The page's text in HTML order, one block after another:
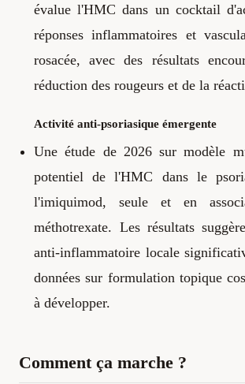
évalue l'HMC dans un cocktail
réponses inflammatoires et
rosacée, avec des résultats
réduction des rougeurs et de la
Activité anti-psoriasique émergente
Une étude de 2026 sur modèle
potentiel de l'HMC dans le
l'imiquimod, seule et en
méthotrexate. Les résultats
anti-inflammatoire locale
données sur formulation topique
à développer.
Comment ça marche ?